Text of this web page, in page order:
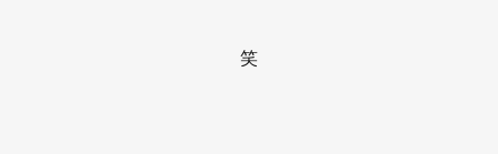
笑